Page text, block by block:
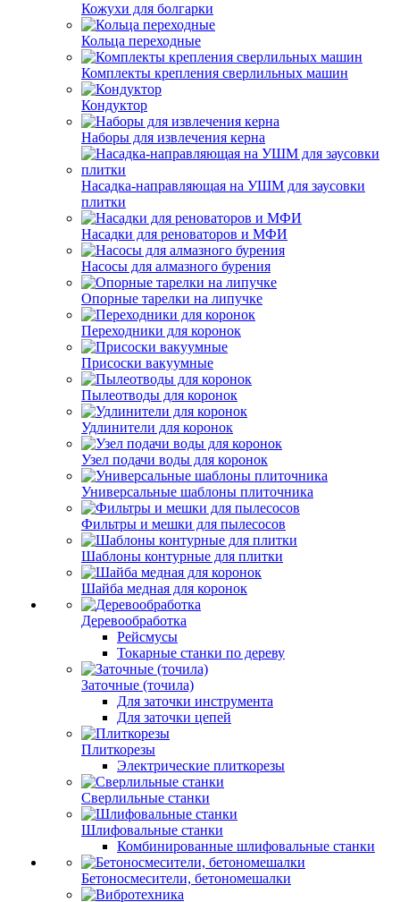
Кожухи для болгарки
Кольца переходные
Комплекты крепления сверлильных машин
Кондуктор
Наборы для извлечения керна
Насадка-направляющая на УШМ для заусовки
плитки
Насадки для реноваторов и МФИ
Насосы для алмазного бурения
Опорные тарелки на липучке
Переходники для коронок
Присоски вакуумные
Пылеотводы для коронок
Удлинители для коронок
Узел подачи воды для коронок
Универсальные шаблоны плиточника
Фильтры и мешки для пылесосов
Шаблоны контурные для плитки
Шайба медная для коронок
Деревообработка
Рейсмусы
Токарные станки по дереву
Заточные (точила)
Для заточки инструмента
Для заточки цепей
Плиткорезы
Электрические плиткорезы
Сверлильные станки
Шлифовальные станки
Комбинированные шлифовальные станки
Бетоносмесители, бетономешалки